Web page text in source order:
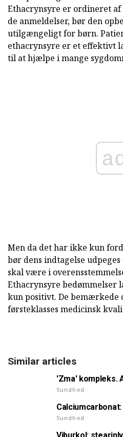
Ethacrynsyre er ordineret
de anmeldelser, bør den
utilgængeligt for børn.
ethacrynsyre er et effektivt
til at hjælpe i mange
Men da det har ikke kun
bør dens indtagelse
skal være i
Ethacrynsyre
kun positivt. De bemærkede
førsteklasses medicinsk
Similar articles
'Zma' kompleks.
Sundhed
Sundhed